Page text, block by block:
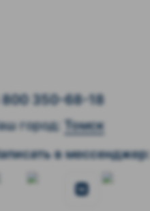
350-68-18
город: Томск
в мессенджер: